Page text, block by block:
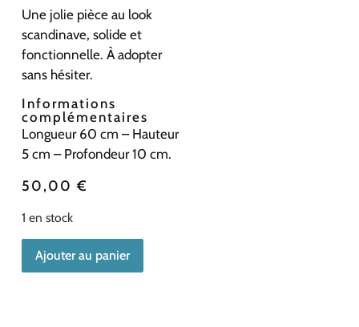
Une jolie pièce au look
scandinave, solide et
fonctionnelle. À adopter
sans hésiter.
Informations
complémentaires
Longueur 60 cm – Hauteur
5 cm – Profondeur 10 cm.
50,00€
1 en stock
Ajouter au panier